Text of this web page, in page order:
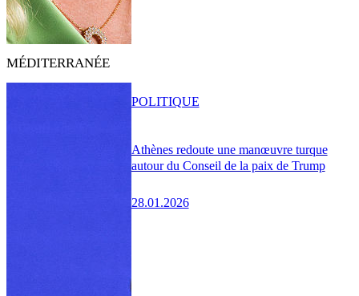
MÉDITERRANÉE
Athènes redoute une manœuvre turque
autour du Conseil de la paix de Trump
28.01.2026
POLITIQUE